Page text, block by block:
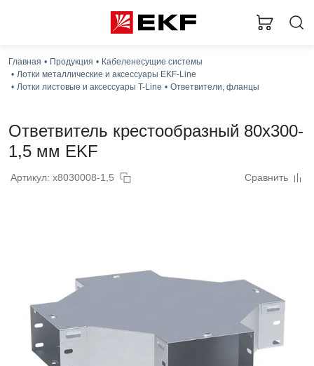
Главная Продукция
Кабеленесущие системы
Лотки металлические и аксессуары EKF-Line
Лотки листовые и аксессуары T-Line
Ответвители, фланцы
Ответвитель крестообразный 80x300-
1,5 мм EKF
Артикул: x8030008-1,5 Сравнить